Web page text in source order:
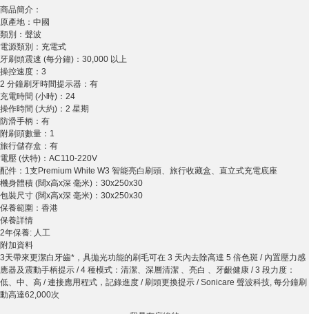
商品簡介：
原產地：中國
類別：聲波
電源類別：充電式
牙刷頭震速 (每分鐘)：30,000 以上
操控速度：3
2 分鐘刷牙時間提示器：有
充電時間 (小時)：24
操作時間 (大約)：2 星期
防滑手柄：有
附刷頭數量：1
旅行儲存盒：有
電壓 (伏特)：AC110-220V
配件：1支Premium White W3 智能亮白刷頭、旅行收藏盒、直立式充電底座
機身體積 (闊x高x深 毫米)：30x250x30
包裝尺寸 (闊x高x深 毫米)：30x250x30
保養範圍：香港
保養詳情
2年保養: 人工
附加資料
3天帶來更潔白牙齒*，具拋光功能的刷毛可在 3 天內去除高達 5 倍色斑 / 內置壓力感
應器及震動手柄提示 / 4 種模式：清潔、深層清潔 、亮白 、牙齦健康 / 3 段力度：
低、中、高 / 連接應用程式，記錄進度 / 刷頭更換提示 / Sonicare 聲波科技, 每分鐘刷
動高達62,000次